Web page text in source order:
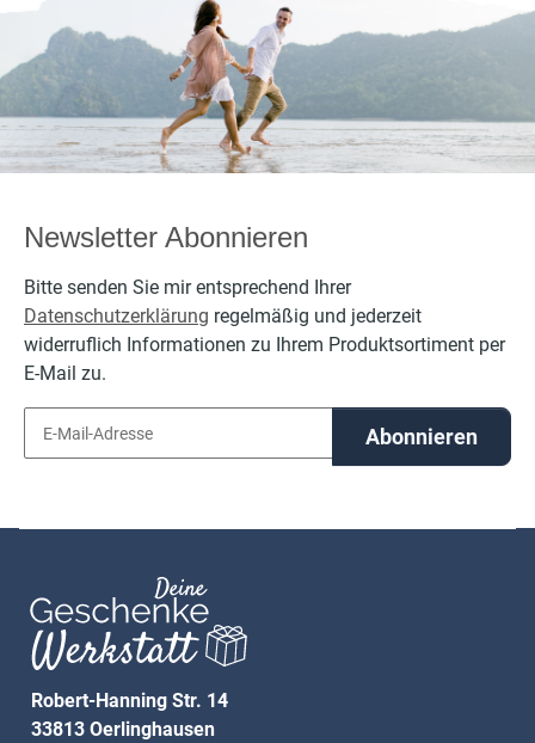
bestickt
personalisierbar
mit Namen
bestickt
personalisierbar
mit Namen
Newsletter Abonnieren
Bitte senden Sie mir entsprechend Ihrer
Datenschutzerklärung regelmäßig und jederzeit
widerruflich Informationen zu Ihrem Produktsortiment per
E-Mail zu.
Abonnieren
Robert-Hanning Str. 14
33813 Oerlinghausen